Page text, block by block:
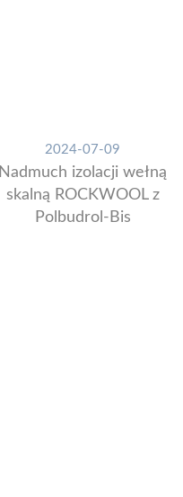
2024-07-09
Nadmuch izolacji wełną
skalną ROCKWOOL z
Polbudrol-Bis